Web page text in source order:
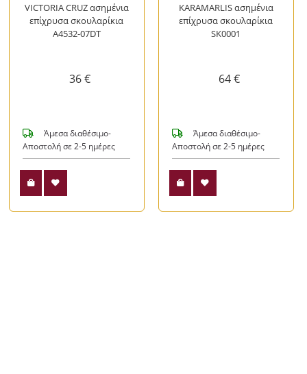
VICTORIA CRUZ ασημένια
επίχρυσα σκουλαρίκια
A4532-07DT
36 €
Άμεσα διαθέσιμο-
Αποστολή σε 2-5 ημέρες
KARAMARLIS ασημένια
επίχρυσα σκουλαρίκια
SK0001
64 €
Άμεσα διαθέσιμο-
Αποστολή σε 2-5 ημέρες